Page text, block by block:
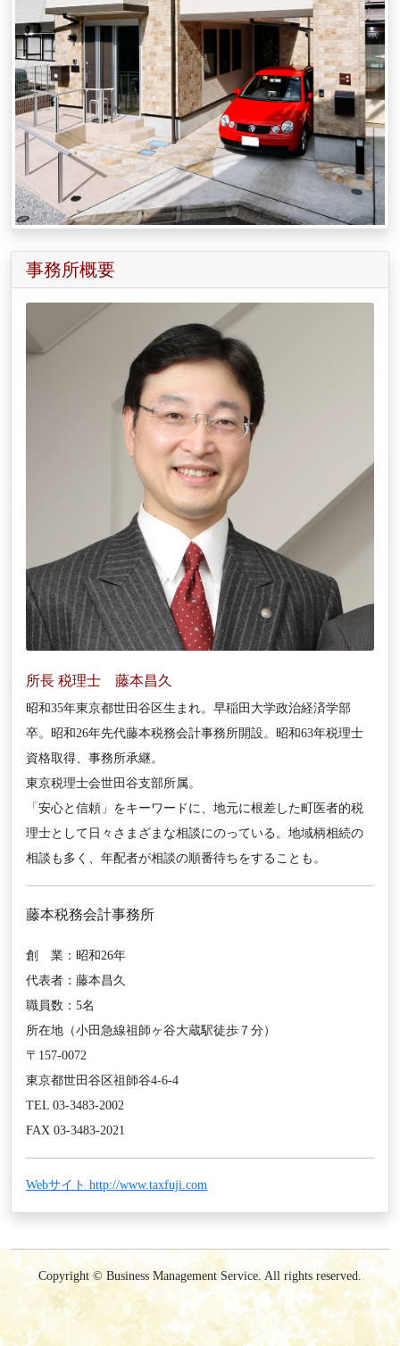
事務所概要
所長 税理士 藤本昌久
昭和35年東京都世田谷区生まれ。早稲田大学政治経済学部
卒。昭和26年先代藤本税務会計事務所開設。昭和63年税理士
資格取得、事務所承継。
東京税理士会世田谷支部所属。
「安心と信頼」をキーワードに、地元に根差した町医者的税
理士として日々さまざまな相談にのっている。地域柄相続の
相談も多く、年配者が相談の順番待ちをすることも。
藤本税務会計事務所
創 業：昭和26年
代表者：藤本昌久
職員数：5名
所在地（小田急線祖師ヶ谷大蔵駅徒歩７分）
〒157-0072
東京都世田谷区祖師谷4-6-4
TEL 03-3483-2002
FAX 03-3483-2021
Webサイト http://www.taxfuji.com
Copyright © Business Management Service. All rights reserved.